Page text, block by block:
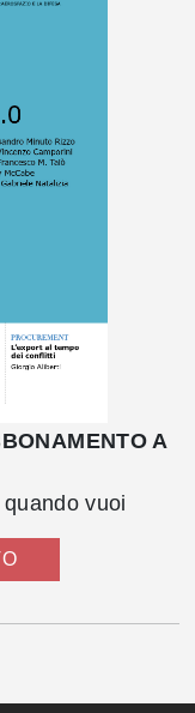
A
vuoi